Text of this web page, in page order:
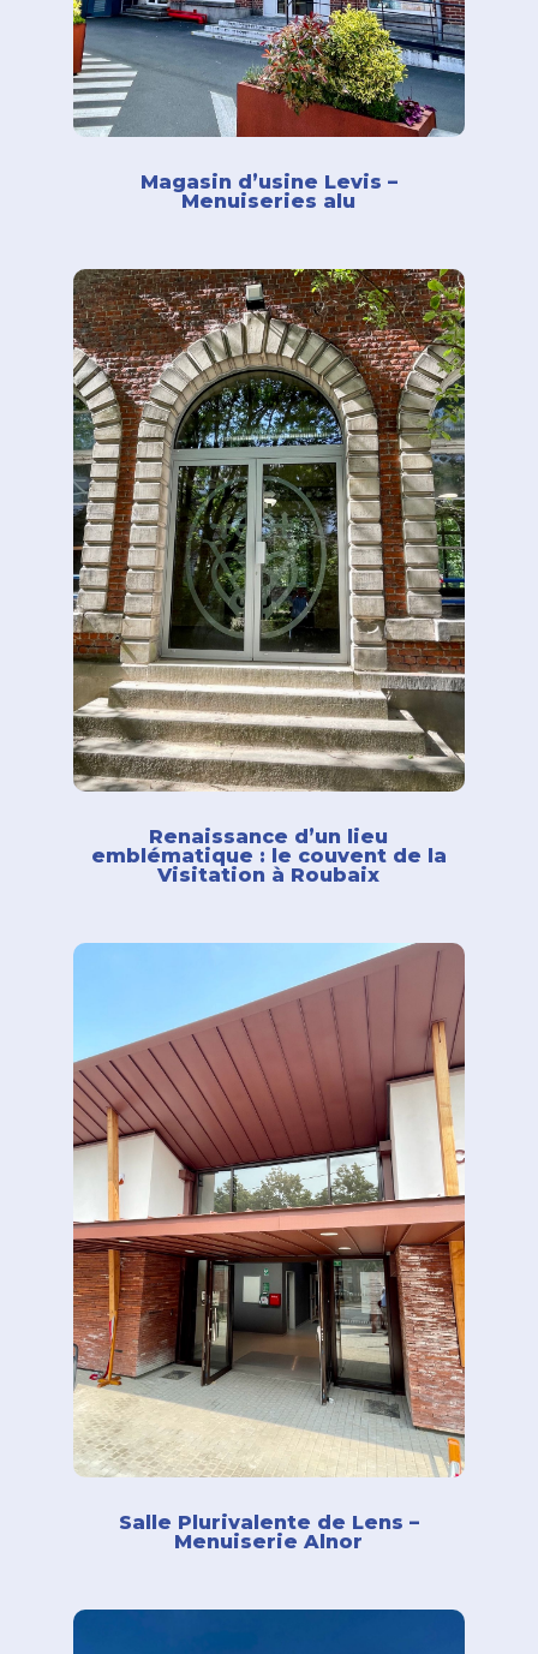
Magasin d’usine Levis –
Menuiseries alu
Renaissance d’un lieu
emblématique : le couvent de la
Visitation à Roubaix
Salle Plurivalente de Lens –
Menuiserie Alnor